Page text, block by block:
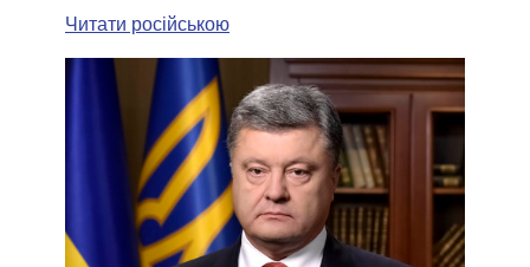
Читати російською